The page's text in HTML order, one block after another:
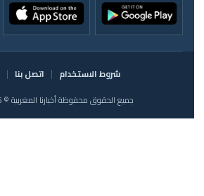
شروط الاستخدام اتصل بنا
جميع الحقوق محفوظة أخبارنا المغربية © 2026 - 2011